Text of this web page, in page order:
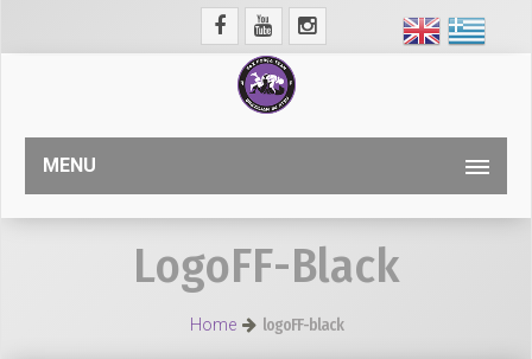
MENU
LogoFF-Black
Home logoFF-black